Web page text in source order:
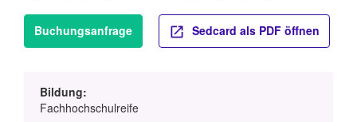
Buchungsanfrage Sedcard als PDF öffnen
Bildung:
Fachhochschulreife